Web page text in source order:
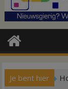
Je bent hier